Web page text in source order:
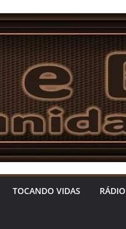
TOCANDO VIDAS RÁDIO